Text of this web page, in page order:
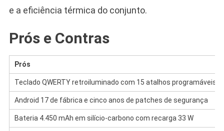
e a eficiência térmica do conjunto.
Prós e Contras
Prós
Teclado QWERTY retroiluminado com 15 atalhos programáveis
Android 17 de fábrica e cinco anos de patches de segurança
Bateria 4.450 mAh em silício-carbono com recarga 33 W